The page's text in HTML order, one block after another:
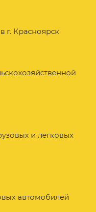
г. Красноярск
и легковых
автомобилей